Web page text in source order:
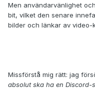
Men användarvänlighet
bit, vilket den senare
bilder och länkar av video-
Missförstå mig rätt: jag
absolut ska ha en Discord-